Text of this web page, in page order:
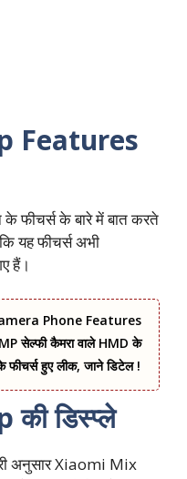
Features
फीचर्स के बारे में बात करते
यह फीचर्स अभी
हैं।
Phone Features
सेल्फी कैमरा वाले HMD के
हुए लीक, जाने डिटेल !
डिस्प्ले
अनुसार Xiaomi Mix